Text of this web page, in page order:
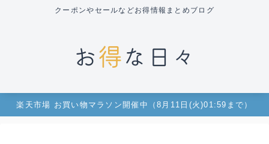
クーポンやセールなどお得情報まとめブログ
楽天市場 お買い物マラソン開催中（8月11日(火)01:59まで）